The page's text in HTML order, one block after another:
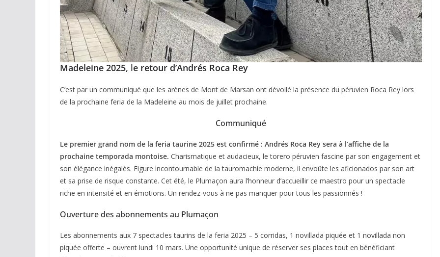
Madeleine 2025, le retour d’Andrés Roca Rey
C’est par un communiqué que les arènes de Mont de Marsan ont dévoilé la présence du péruvien Roca Rey lors
de la prochaine feria de la Madeleine au mois de juillet prochaine.
Communiqué
Le premier grand nom de la feria taurine 2025 est confirmé : Andrés Roca Rey sera à l’affiche de la
prochaine temporada montoise. Charismatique et audacieux, le torero péruvien fascine par son engagement et
son élégance inégalés. Figure incontournable de la tauromachie moderne, il envoûte les aficionados par son art
et sa prise de risque constante. Cet été, le Plumaçon aura l’honneur d’accueillir ce maestro pour un spectacle
riche en intensité et en émotions. Un rendez-vous à ne pas manquer pour tous les passionnés !
Ouverture des abonnements au Plumaçon
Les abonnements aux 7 spectacles taurins de la feria 2025 – 5 corridas, 1 novillada piquée et 1 novillada non
piquée offerte – ouvrent lundi 10 mars. Une opportunité unique de réserver ses places tout en bénéficiant